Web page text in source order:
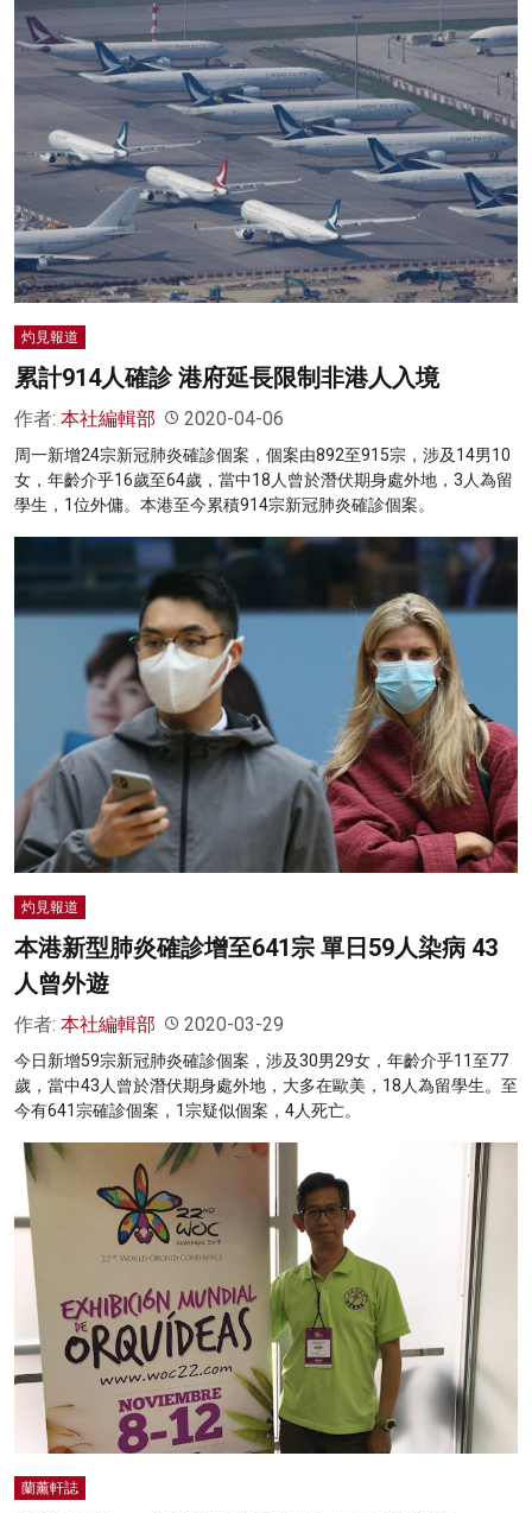
灼見報道
累計914人確診 港府延長限制非港人入境
作者: 本社編輯部 2020-04-06
周一新增24宗新冠肺炎確診個案，個案由892至915宗，涉及14男10
女，年齡介乎16歲至64歲，當中18人曾於潛伏期身處外地，3人為留
學生，1位外傭。本港至今累積914宗新冠肺炎確診個案。
灼見報道
本港新型肺炎確診增至641宗 單日59人染病 43
人曾外遊
作者: 本社編輯部 2020-03-29
今日新增59宗新冠肺炎確診個案，涉及30男29女，年齡介乎11至77
歲，當中43人曾於潛伏期身處外地，大多在歐美，18人為留學生。至
今有641宗確診個案，1宗疑似個案，4人死亡。
蘭薰軒誌